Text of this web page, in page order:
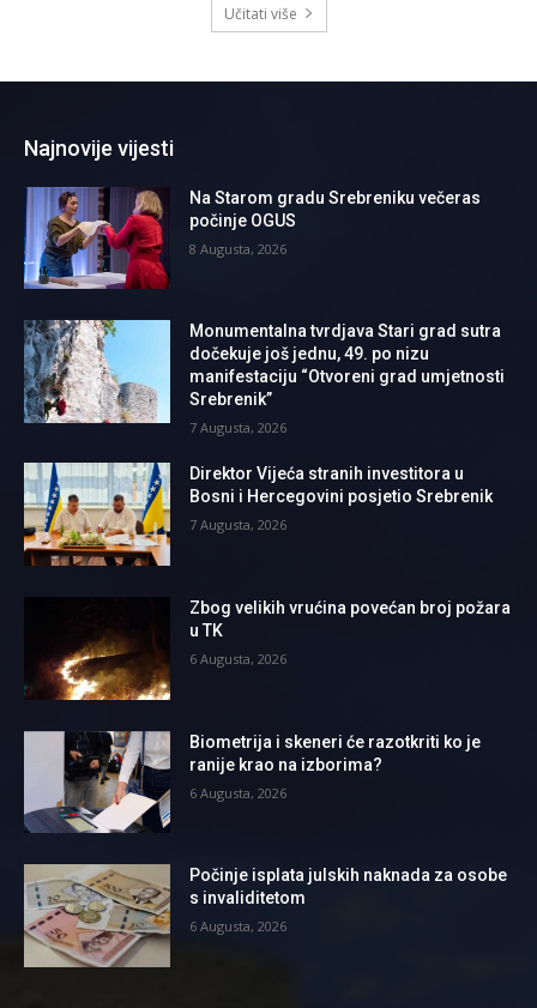
Učitati više
Najnovije vijesti
Na Starom gradu Srebreniku večeras
počinje OGUS
8 Augusta, 2026
Monumentalna tvrdjava Stari grad sutra
dočekuje još jednu, 49. po nizu
manifestaciju “Otvoreni grad umjetnosti
Srebrenik”
7 Augusta, 2026
Direktor Vijeća stranih investitora u
Bosni i Hercegovini posjetio Srebrenik
7 Augusta, 2026
Zbog velikih vrućina povećan broj požara
u TK
6 Augusta, 2026
Biometrija i skeneri će razotkriti ko je
ranije krao na izborima?
6 Augusta, 2026
Počinje isplata julskih naknada za osobe
s invaliditetom
6 Augusta, 2026